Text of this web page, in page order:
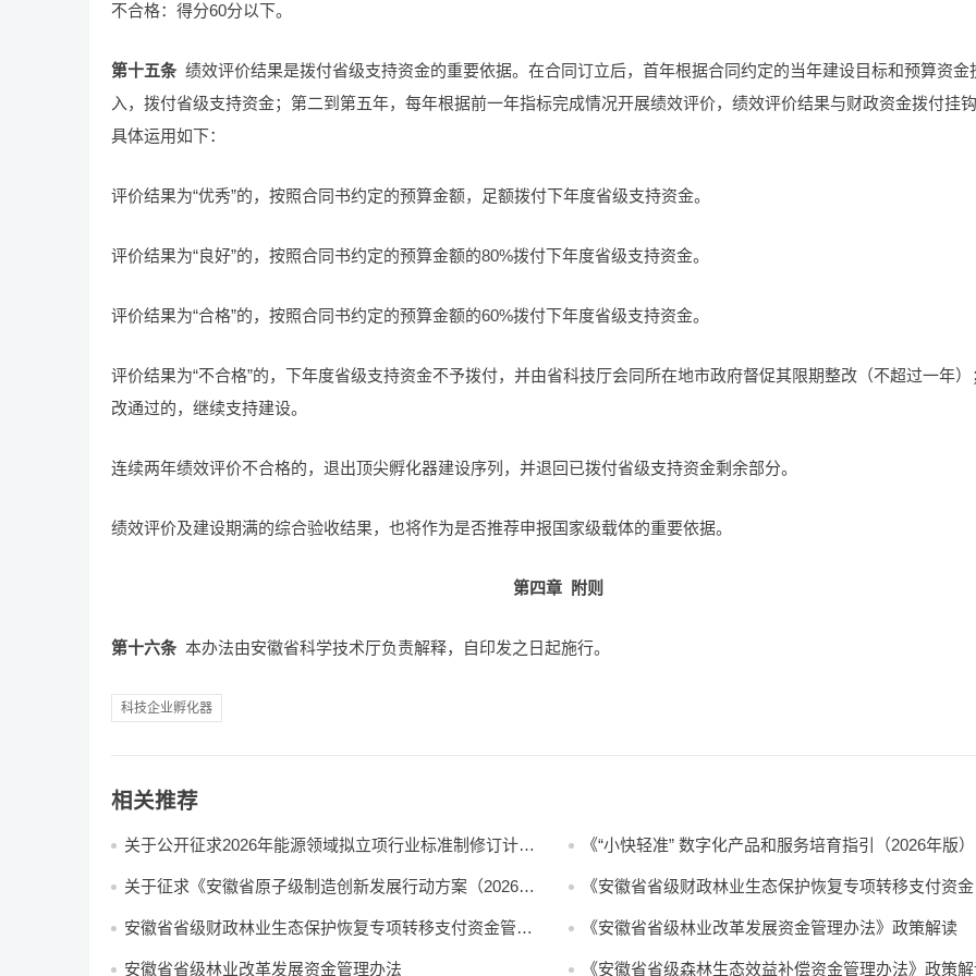
不合格：得分60分以下。
第十五条 绩效评价结果是拨付省级支持资金的重要依据。在合同订立后，首年根据合同约定的当年建设目标和预算资金
入，拨付省级支持资金；第二到第五年，每年根据前一年指标完成情况开展绩效评价，绩效评价结果与财政资金拨付挂钩
具体运用如下：
评价结果为“优秀”的，按照合同书约定的预算金额，足额拨付下年度省级支持资金。
评价结果为“良好”的，按照合同书约定的预算金额的80%拨付下年度省级支持资金。
评价结果为“合格”的，按照合同书约定的预算金额的60%拨付下年度省级支持资金。
评价结果为“不合格”的，下年度省级支持资金不予拨付，并由省科技厅会同所在地市政府督促其限期整改（不超过一年）
改通过的，继续支持建设。
连续两年绩效评价不合格的，退出顶尖孵化器建设序列，并退回已拨付省级支持资金剩余部分。
绩效评价及建设期满的综合验收结果，也将作为是否推荐申报国家级载体的重要依据。
第四章 附则
第十六条 本办法由安徽省科学技术厅负责解释，自印发之日起施行。
科技企业孵化器
相关推荐
关于公开征求2026年能源领域拟立项行业标准制修订计划
《“小快轻准” 数字化产品和服务培育指引（2026年版
关于征求《安徽省原子级制造创新发展行动方案（2026—
《安徽省省级财政林业生态保护恢复专项转移支付资金
安徽省省级财政林业生态保护恢复专项转移支付资金管理
《安徽省省级林业改革发展资金管理办法》政策解读
安徽省省级林业改革发展资金管理办法 《安徽省省级森林生态效益补偿资金管理办法》政策